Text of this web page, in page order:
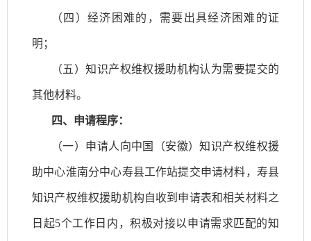
（四）经济困难的，需要出具经济困难的证
明；
（五）知识产权维权援助机构认为需要提交的
其他材料。
四、申请程序：
（一）申请人向中国（安徽）知识产权维权援
助中心淮南分中心寿县工作站提交申请材料， 寿县
知识产权维权援助机构自收到申请表和相关材料之
日起5个工作日内，积极对接以申请需求匹配的知